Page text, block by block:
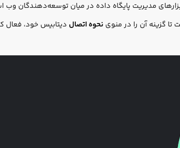
نحوه اتصال دیتابیس خود، فعال